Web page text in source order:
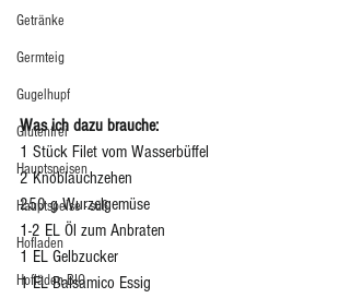
Getränke
Germteig
Gugelhupf
Glutenfrei
Hauptspeisen
Hauptspeise - süß
Hofladen
Hofläden BIO
Was ich dazu brauche:
1 Stück Filet vom Wasserbüffel
2 Knoblauchzehen
250 g Wurzelgemüse
1-2 EL Öl zum Anbraten
1 EL Gelbzucker
1 EL Balsamico Essig